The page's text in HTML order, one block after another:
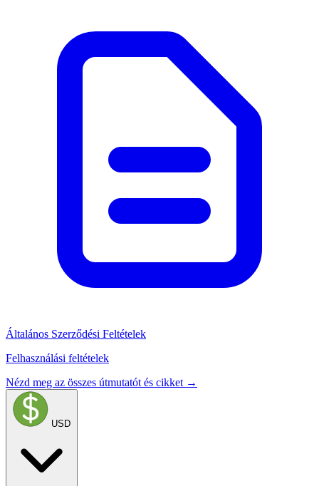
Általános Szerződési Feltételek
Felhasználási feltételek
Nézd meg az összes útmutatót és cikket →
USD